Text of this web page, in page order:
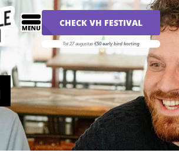
CHECK VH FESTIVAL
Tot 27 augustus€50 early bird korting